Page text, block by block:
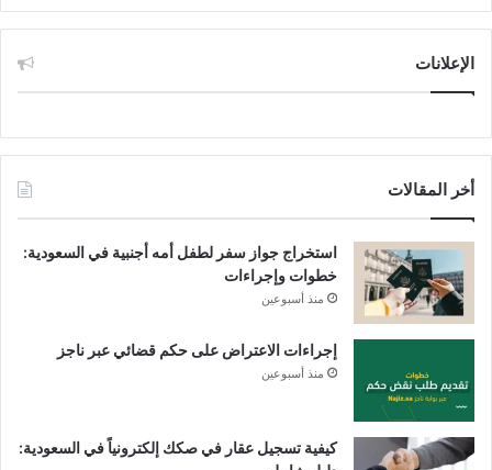
الإعلانات
أخر المقالات
استخراج جواز سفر لطفل أمه أجنبية في السعودية:
خطوات وإجراءات
منذ أسبوعين
إجراءات الاعتراض على حكم قضائي عبر ناجز
منذ أسبوعين
كيفية تسجيل عقار في صكك إلكترونياً في السعودية: